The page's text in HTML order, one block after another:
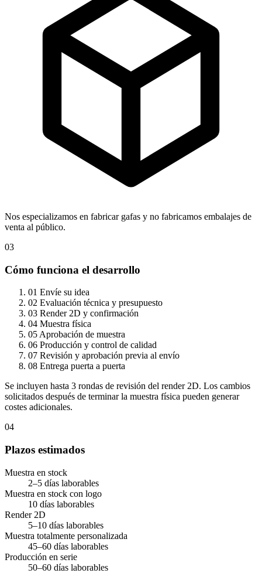
Nos especializamos en fabricar gafas y no fabricamos embalajes de
venta al público.
03
Cómo funciona el desarrollo
01 Envíe su idea
02 Evaluación técnica y presupuesto
03 Render 2D y confirmación
04 Muestra física
05 Aprobación de muestra
06 Producción y control de calidad
07 Revisión y aprobación previa al envío
08 Entrega puerta a puerta
Se incluyen hasta 3 rondas de revisión del render 2D. Los cambios
solicitados después de terminar la muestra física pueden generar
costes adicionales.
04
Plazos estimados
Muestra en stock
2–5 días laborables
Muestra en stock con logo
10 días laborables
Render 2D
5–10 días laborables
Muestra totalmente personalizada
45–60 días laborables
Producción en serie
50–60 días laborables